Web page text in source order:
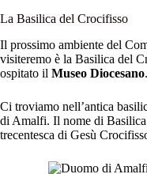
La Basilica del Crocifisso
Il prossimo ambiente del
visiteremo è la Basilica del
ospitato il Museo Diocesano.
Ci troviamo nell’antica
di Amalfi. Il nome di
trecentesca di Gesù